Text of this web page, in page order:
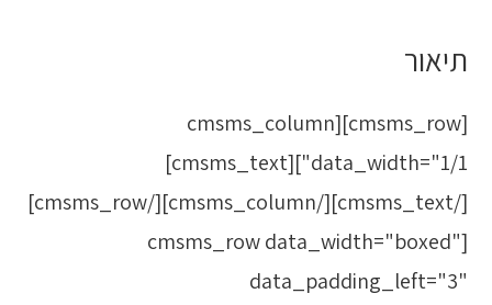
תיאור
[cmsms_row][cmsms_column
data_width="1/1"][cmsms_text]
[/cmsms_text][/cmsms_column][/cmsms_row]
[cmsms_row data_width="boxed"
data_padding_left="3"